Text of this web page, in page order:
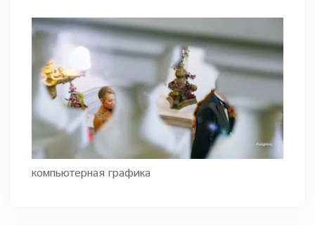
компьютерная графика